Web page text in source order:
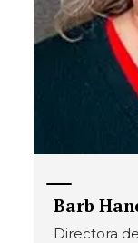
Barb
Directora